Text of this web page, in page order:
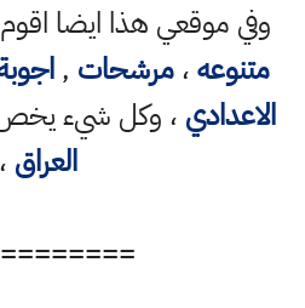
هذا ايضا اقوم بنشر
،مرشحات,اجوبة
، وكل شيء يخص
============